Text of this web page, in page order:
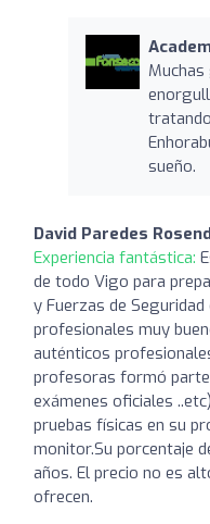
sueño.
David Paredes
Experiencia fantástica:
de todo Vigo para
y Fuerzas de
profesionales muy
auténticos
profesoras formó
exámenes oficiales
pruebas físicas en su
monitor.Su porcentaje
años. El precio no es
ofrecen.